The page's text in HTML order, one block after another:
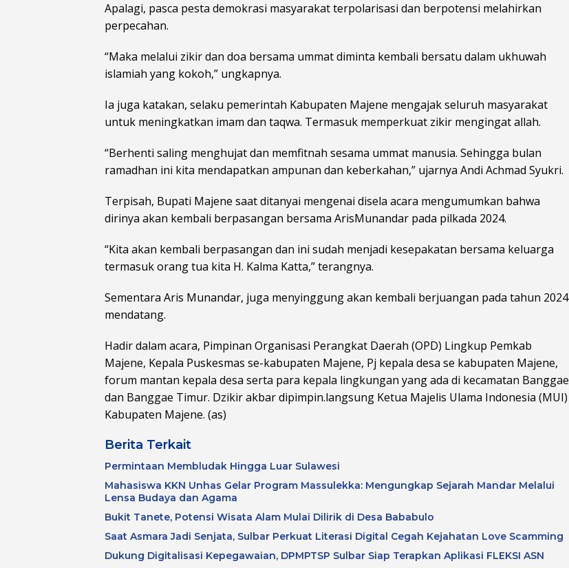
Apalagi, pasca pesta demokrasi masyarakat terpolarisasi dan berpotensi melahirkan
perpecahan.
“Maka melalui zikir dan doa bersama ummat diminta kembali bersatu dalam ukhuwah
islamiah yang kokoh,” ungkapnya.
Ia juga katakan, selaku pemerintah Kabupaten Majene mengajak seluruh masyarakat
untuk meningkatkan imam dan taqwa. Termasuk memperkuat zikir mengingat allah.
“Berhenti saling menghujat dan memfitnah sesama ummat manusia. Sehingga bulan
ramadhan ini kita mendapatkan ampunan dan keberkahan,” ujarnya Andi Achmad Syukri.
Terpisah, Bupati Majene saat ditanyai mengenai disela acara mengumumkan bahwa
dirinya akan kembali berpasangan bersama ArisMunandar pada pilkada 2024.
“Kita akan kembali berpasangan dan ini sudah menjadi kesepakatan bersama keluarga
termasuk orang tua kita H. Kalma Katta,” terangnya.
Sementara Aris Munandar, juga menyinggung akan kembali berjuangan pada tahun 2024
mendatang.
Hadir dalam acara, Pimpinan Organisasi Perangkat Daerah (OPD) Lingkup Pemkab
Majene, Kepala Puskesmas se-kabupaten Majene, Pj kepala desa se kabupaten Majene,
forum mantan kepala desa serta para kepala lingkungan yang ada di kecamatan Banggae
dan Banggae Timur. Dzikir akbar dipimpin.langsung Ketua Majelis Ulama Indonesia (MUI)
Kabupaten Majene. (as)
Berita Terkait
Permintaan Membludak Hingga Luar Sulawesi
Mahasiswa KKN Unhas Gelar Program Massulekka: Mengungkap Sejarah Mandar Melalui
Lensa Budaya dan Agama
Bukit Tanete, Potensi Wisata Alam Mulai Dilirik di Desa Bababulo
Saat Asmara Jadi Senjata, Sulbar Perkuat Literasi Digital Cegah Kejahatan Love Scamming
Dukung Digitalisasi Kepegawaian, DPMPTSP Sulbar Siap Terapkan Aplikasi FLEKSI ASN